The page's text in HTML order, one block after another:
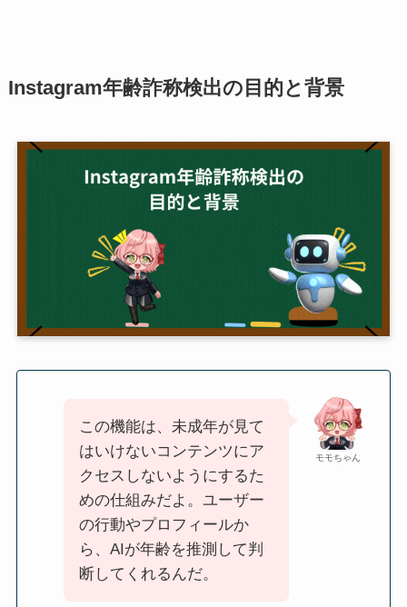
Instagram年齢詐称検出の目的と背景
モモちゃん
この機能は、未成年が見て
はいけないコンテンツにア
クセスしないようにするた
めの仕組みだよ。ユーザー
の行動やプロフィールか
ら、AIが年齢を推測して判
断してくれるんだ。